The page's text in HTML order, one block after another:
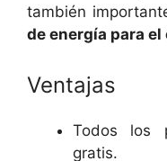
también
de energía para
Ventajas
Todos los
gratis.